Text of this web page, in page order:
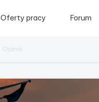
Oferty pracy Forum